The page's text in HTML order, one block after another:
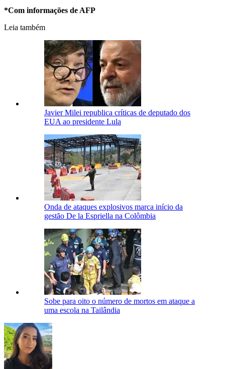
*Com informações de AFP
Leia também
Javier Milei republica críticas de deputado dos
EUA ao presidente Lula
Onda de ataques explosivos marca início da
gestão De la Espriella na Colômbia
Sobe para oito o número de mortos em ataque a
uma escola na Tailândia